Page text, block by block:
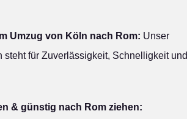
Umzug von Köln nach Rom: Unser
steht für Zuverlässigkeit, Schnelligkeit und
& günstig nach Rom ziehen: